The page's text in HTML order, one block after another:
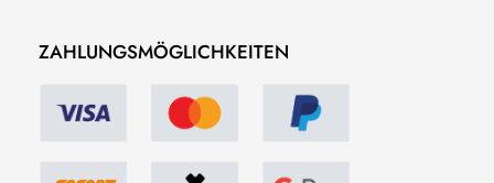
ZAHLUNGSMÖGLICHKEITEN